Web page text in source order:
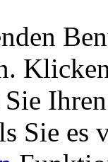
Sie
Sie es